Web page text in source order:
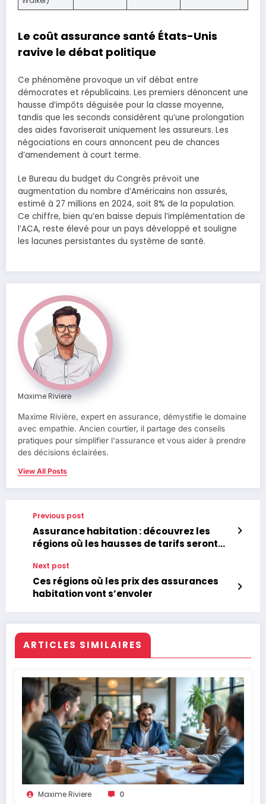
Le coût assurance santé États-Unis
ravive le débat politique
Ce phénomène provoque un vif débat entre
démocrates et républicains. Les premiers dénoncent une
hausse d’impôts déguisée pour la classe moyenne,
tandis que les seconds considèrent qu’une prolongation
des aides favoriserait uniquement les assureurs. Les
négociations en cours annoncent peu de chances
d’amendement à court terme.
Le Bureau du budget du Congrès prévoit une
augmentation du nombre d’Américains non assurés,
estimé à 27 millions en 2024, soit 8% de la population.
Ce chiffre, bien qu’en baisse depuis l’implémentation de
l’ACA, reste élevé pour un pays développé et souligne
les lacunes persistantes du système de santé.
Maxime Riviere
Maxime Rivière, expert en assurance, démystifie le domaine
avec empathie. Ancien courtier, il partage des conseils
pratiques pour simplifier l'assurance et vous aider à prendre
des décisions éclairées.
View All Posts
Previous post
Assurance habitation : découvrez les
régions où les hausses de tarifs seront
Next post
Ces régions où les prix des assurances
habitation vont s’envoler
ARTICLES SIMILAIRES
Maxime Riviere 0